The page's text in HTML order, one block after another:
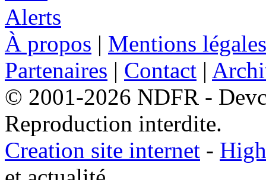
À propos | Mentions légales
Partenaires | Contact |
© 2001-2026 NDFR -
Reproduction interdite.
Creation site internet -